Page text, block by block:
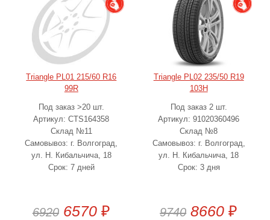
Triangle PL01 215/60 R16
99R
Под заказ >20 шт.
Артикул: CTS164358
Склад №11
Самовывоз: г. Волгоград,
ул. Н. Кибальчича, 18
Срок: 7 дней
6920 6570 ₽
Triangle PL02 235/50 R19
103H
Под заказ 2 шт.
Артикул: 91020360496
Склад №8
Самовывоз: г. Волгоград,
ул. Н. Кибальчича, 18
Срок: 3 дня
9740 8660 ₽